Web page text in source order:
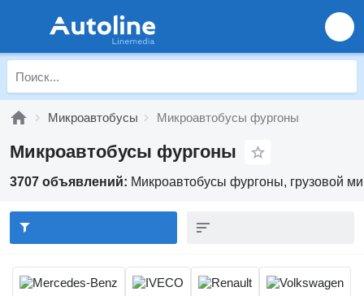
Микроавтобусы Микроавтобусы фургоны
Микроавтобусы фургоны
3707 объявлений: Микроавтобусы фургоны, грузовой